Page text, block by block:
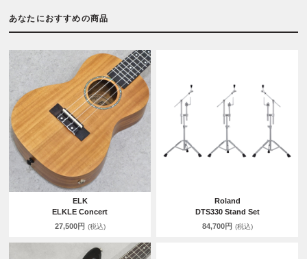
あなたにおすすめの商品
ELK
ELKLE Concert
27,500円 (税込)
Roland
DTS330 Stand Set
84,700円 (税込)